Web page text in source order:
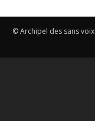
© Archipel des sans